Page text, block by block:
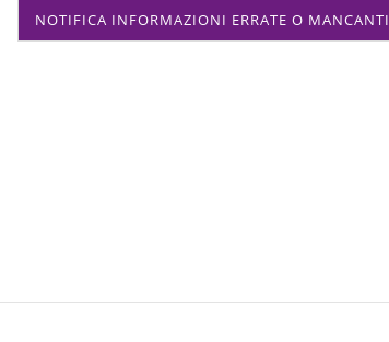
NOTIFICA INFORMAZIONI ERRATE O MANCANTI